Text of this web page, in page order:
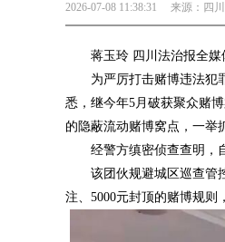
2026-07-08 11:38:31 来源： 四
蒋玉玲 四川法治报全媒
为严厉打击赌博违法犯
悉，继今年5月破获聚众赌
的隐蔽流动赌博窝点，一举
经警方缜密侦查查明，
该团伙规避城区巡查管
注、5000元封顶的赌博规则